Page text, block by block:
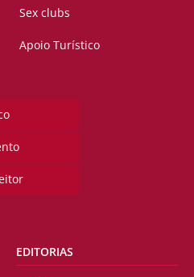
Sex clubs
Apoio Turístico
EDITORIAS